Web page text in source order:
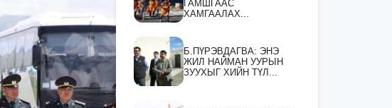
ГАМШГААС
ХАМГААЛАХ...
Б.ПҮРЭВДАГВА: ЭНЭ
ЖИЛ НАЙМАН УУРЫН
ЗУУХЫГ ХИЙН ТҮЛ...